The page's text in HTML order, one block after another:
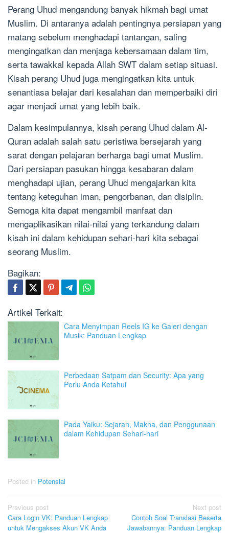
Perang Uhud mengandung banyak hikmah bagi umat
Muslim. Di antaranya adalah pentingnya persiapan yang
matang sebelum menghadapi tantangan, saling
mengingatkan dan menjaga kebersamaan dalam tim,
serta tawakkal kepada Allah SWT dalam setiap situasi.
Kisah perang Uhud juga mengingatkan kita untuk
senantiasa belajar dari kesalahan dan memperbaiki diri
agar menjadi umat yang lebih baik.
Dalam kesimpulannya, kisah perang Uhud dalam Al-
Quran adalah salah satu peristiwa bersejarah yang
sarat dengan pelajaran berharga bagi umat Muslim.
Dari persiapan pasukan hingga kesabaran dalam
menghadapi ujian, perang Uhud mengajarkan kita
tentang keteguhan iman, pengorbanan, dan disiplin.
Semoga kita dapat mengambil manfaat dan
mengaplikasikan nilai-nilai yang terkandung dalam
kisah ini dalam kehidupan sehari-hari kita sebagai
seorang Muslim.
Bagikan:
Artikel Terkait:
Cara Menyimpan Reels IG ke Galeri dengan
Musik: Panduan Lengkap
Perbedaan Satpam dan Security: Apa yang
Perlu Anda Ketahui
Pada Yaiku: Sejarah, Makna, dan Penggunaan
dalam Kehidupan Sehari-hari
Posted in Potensial
Post
navigation
Previous post
Cara Login VK: Panduan Lengkap
untuk Mengakses Akun VK Anda
Next post
Contoh Soal Translasi Beserta
Jawabannya: Panduan Lengkap